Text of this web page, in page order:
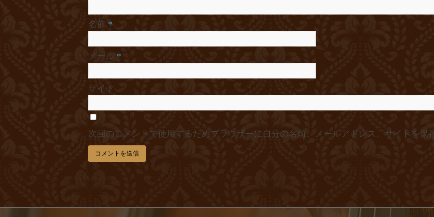
名前 *
メール *
サイト
次回のコメントで使用するためブラウザーに自分の名前、メールアドレス、サイトを保